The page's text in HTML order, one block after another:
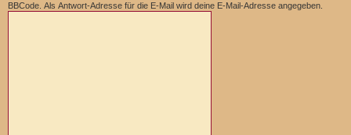
BBCode. Als Antwort-Adresse für die E-Mail wird deine E-Mail-Adresse angegeben.